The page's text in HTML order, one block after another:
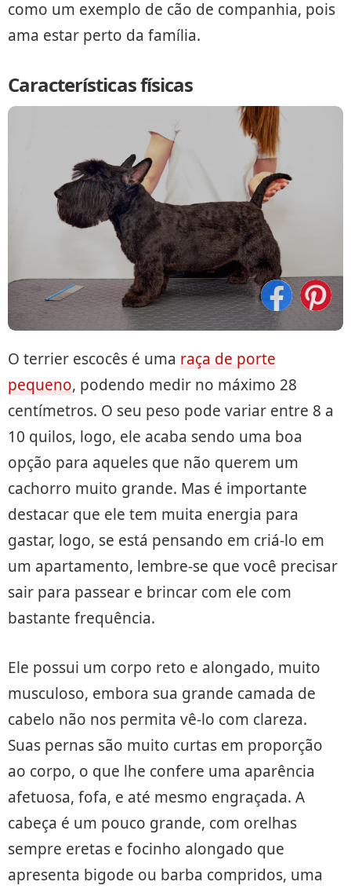
como um exemplo de cão de companhia, pois
ama estar perto da família.
Características físicas
O terrier escocês é uma raça de porte
pequeno, podendo medir no máximo 28
centímetros. O seu peso pode variar entre 8 a
10 quilos, logo, ele acaba sendo uma boa
opção para aqueles que não querem um
cachorro muito grande. Mas é importante
destacar que ele tem muita energia para
gastar, logo, se está pensando em criá-lo em
um apartamento, lembre-se que você precisar
sair para passear e brincar com ele com
bastante frequência.
Ele possui um corpo reto e alongado, muito
musculoso, embora sua grande camada de
cabelo não nos permita vê-lo com clareza.
Suas pernas são muito curtas em proporção
ao corpo, o que lhe confere uma aparência
afetuosa, fofa, e até mesmo engraçada. A
cabeça é um pouco grande, com orelhas
sempre eretas e focinho alongado que
apresenta bigode ou barba compridos, uma